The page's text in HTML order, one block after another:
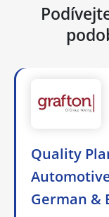
Quality
German &